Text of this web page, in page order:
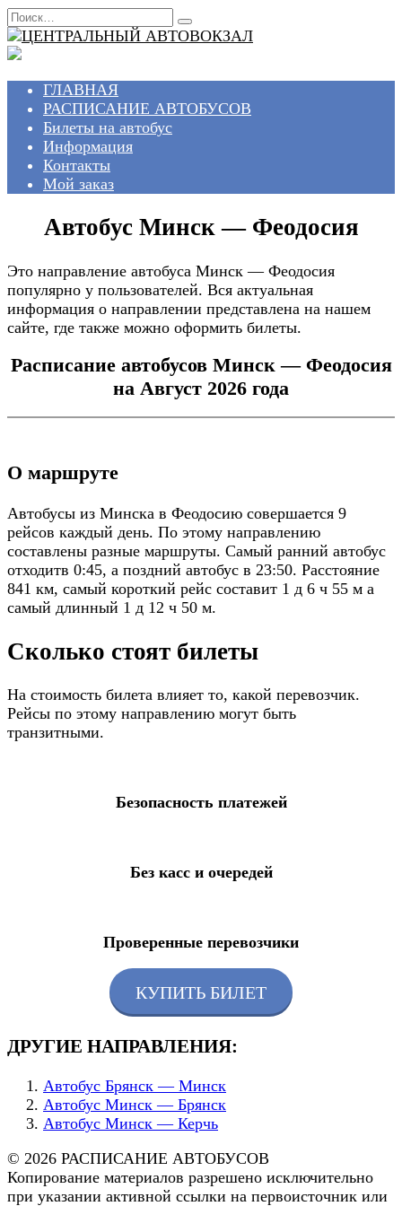
Перейти
к
содержанию
Search
for:
ГЛАВНАЯ
РАСПИСАНИЕ АВТОБУСОВ
Билеты на автобус
Информация
Контакты
Мой заказ
Автобус Минск — Феодосия
Это направление автобуса Минск — Феодосия
популярно у пользователей. Вся актуальная
информация о направлении представлена на нашем
сайте, где также можно оформить билеты.
Расписание автобусов Минск — Феодосия
на Август 2026 года
О маршруте
Автобусы из Минска в Феодосию совершается 9
рейсов каждый день. По этому направлению
составлены разные маршруты. Самый ранний автобус
отходитв 0:45, а поздний автобус в 23:50. Расстояние
841 км, самый короткий рейс составит 1 д 6 ч 55 м а
самый длинный 1 д 12 ч 50 м.
Сколько стоят билеты
На стоимость билета влияет то, какой перевозчик.
Рейсы по этому направлению могут быть
транзитными.
Безопасность платежей
Без касс и очередей
Проверенные перевозчики
КУПИТЬ БИЛЕТ
ДРУГИЕ НАПРАВЛЕНИЯ:
Автобус Брянск — Минск
Автобус Минск — Брянск
Автобус Минск — Керчь
© 2026 РАСПИСАНИЕ АВТОБУСОВ
Копирование материалов разрешено исключительно
при указании активной ссылки на первоисточник или